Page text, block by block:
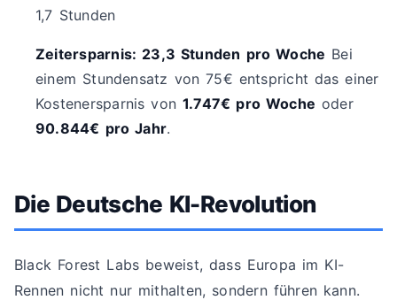
1,7 Stunden
Zeitersparnis: 23,3 Stunden pro Woche Bei
einem Stundensatz von 75€ entspricht das einer
Kostenersparnis von 1.747€ pro Woche oder
90.844€ pro Jahr.
Die Deutsche KI-Revolution
Black Forest Labs beweist, dass Europa im KI-
Rennen nicht nur mithalten, sondern führen kann.